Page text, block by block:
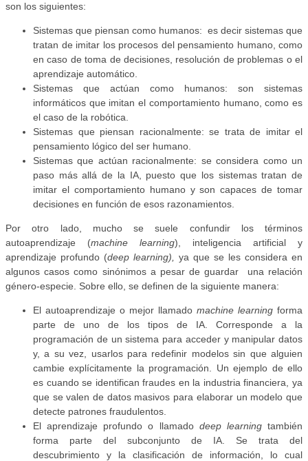
son los siguientes:
Sistemas que piensan como humanos: es decir sistemas que
tratan de imitar los procesos del pensamiento humano, como
en caso de toma de decisiones, resolución de problemas o el
aprendizaje automático.
Sistemas que actúan como humanos: son sistemas
informáticos que imitan el comportamiento humano, como es
el caso de la robótica.
Sistemas que piensan racionalmente: se trata de imitar el
pensamiento lógico del ser humano.
Sistemas que actúan racionalmente: se considera como un
paso más allá de la IA, puesto que los sistemas tratan de
imitar el comportamiento humano y son capaces de tomar
decisiones en función de esos razonamientos.
Por otro lado, mucho se suele confundir los términos
autoaprendizaje (machine learning), inteligencia artificial y
aprendizaje profundo (deep learning), ya que se les considera en
algunos casos como sinónimos a pesar de guardar una relación
género-especie. Sobre ello, se definen de la siguiente manera:
El autoaprendizaje o mejor llamado machine learning forma
parte de uno de los tipos de IA. Corresponde a la
programación de un sistema para acceder y manipular datos
y, a su vez, usarlos para redefinir modelos sin que alguien
cambie explícitamente la programación. Un ejemplo de ello
es cuando se identifican fraudes en la industria financiera, ya
que se valen de datos masivos para elaborar un modelo que
detecte patrones fraudulentos.
El aprendizaje profundo o llamado deep learningtambién
forma parte del subconjunto de IA. Se trata del
descubrimiento y la clasificación de información, lo cual